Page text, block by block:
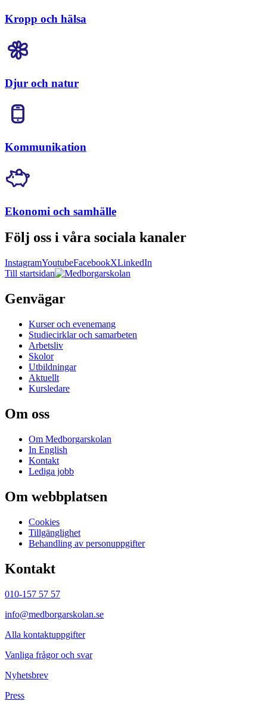
Kropp och hälsa
Djur och natur
Kommunikation
Ekonomi och samhälle
Följ oss i våra sociala kanaler
InstagramYoutubeFacebookXLinkedIn
Till startsidan
Genvägar
Kurser och evenemang
Studiecirklar och samarbeten
Arbetsliv
Skolor
Utbildningar
Aktuellt
Kursledare
Om oss
Om Medborgarskolan
In English
Kontakt
Lediga jobb
Om webbplatsen
Cookies
Tillgänglighet
Behandling av personuppgifter
Kontakt
010-157 57 57
info@medborgarskolan.se
Alla kontaktuppgifter
Vanliga frågor och svar
Nyhetsbrev
Press